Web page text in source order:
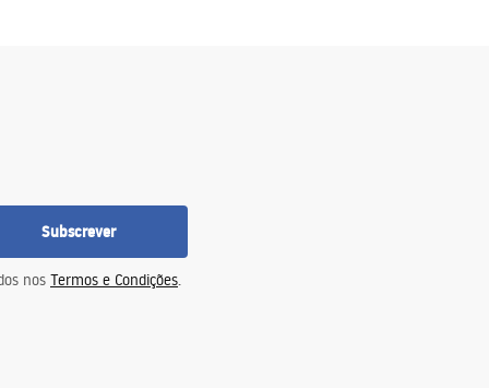
Subscrever
nos Termos e Condições.